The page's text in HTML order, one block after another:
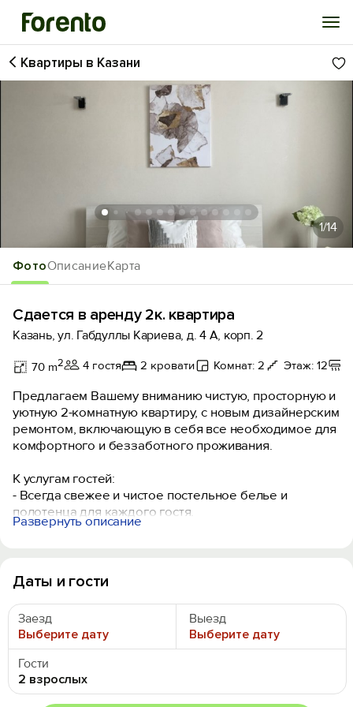
Войти
История просмотра
Добавить свой объект
ФотоОписаниеКарта
Квартиры в Казани
1/14
Сдается в аренду 2к. квартира
Казань, ул. Габдуллы Кариева, д. 4 А, корп. 2
70 m2 4 гостя 2 кровати Комнат: 2 Этаж: 12
Предлагаем Вашему вниманию чистую, просторную и
уютную 2-комнатную квартиру, с новым дизайнерским
ремонтом, включающую в себя все необходимое для
комфортного и беззаботного проживания.
К услугам гостей:
- Всегда свежее и чистое постельное белье и
полотенца для каждого гостя.
- Удобная 2-спальная кровать и раскладной диван (2
комфортного приготовления еды (новая посуда,
электрический чайник, плита, холодильник,
микроволновая печь).
- Предметы личной гигиены.
- Тщательная влажная уборка после каждого гостя.
- Утюг, фен, стиральная машина, гладильная доска,
сушилка для белья, пылесос.
- Wi-Fi, Smart тв, онлайн кинотеатры.
Развернуть описание
Даты и гости
Заезд
Выберите дату
Выезд
Выберите дату
Гости
2 взрослых